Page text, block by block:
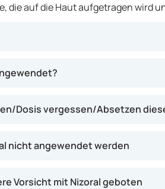
die auf die Haut aufgetragen wird
Dosis vergessen/Absetzen
nicht angewendet werden
Vorsicht mit Nizoral geboten